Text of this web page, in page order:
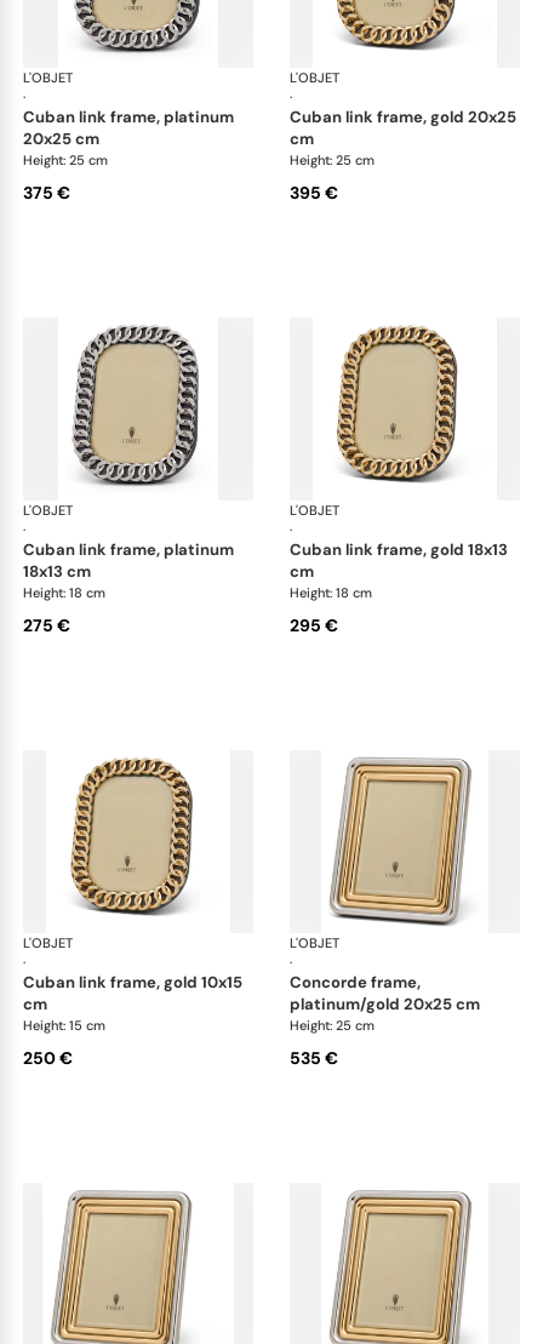
L'OBJET
·
Picture Frames
cuban link frame, platinum
20x25 cm
Height: 25 cm
375 €
L'OBJET
·
cuban link frame, gold 20x25
cm
Height: 25 cm
395 €
L'OBJET
·
Picture Frames
cuban link frame, platinum
18x13 cm
Height: 18 cm
275 €
L'OBJET
·
cuban link frame, gold 18x13
cm
Height: 18 cm
295 €
L'OBJET
·
Picture Frames
cuban link frame, gold 10x15
cm
Height: 15 cm
250 €
L'OBJET
·
concorde frame,
platinum/gold 20x25 cm
Height: 25 cm
535 €